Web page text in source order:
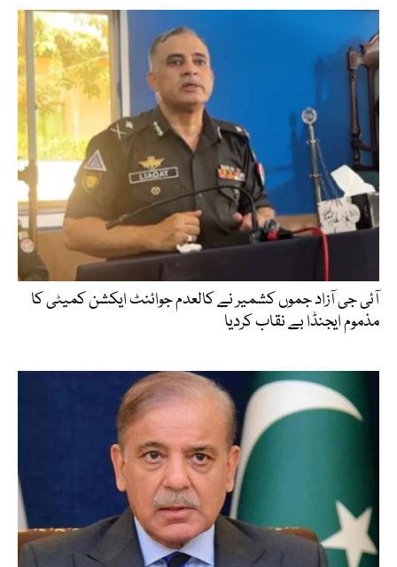
آئی جی آزاد جموں کشمیر نے کالعدم جوائنٹ ایکشن کمیٹی کا
مذموم ایجنڈا بے نقاب کردیا